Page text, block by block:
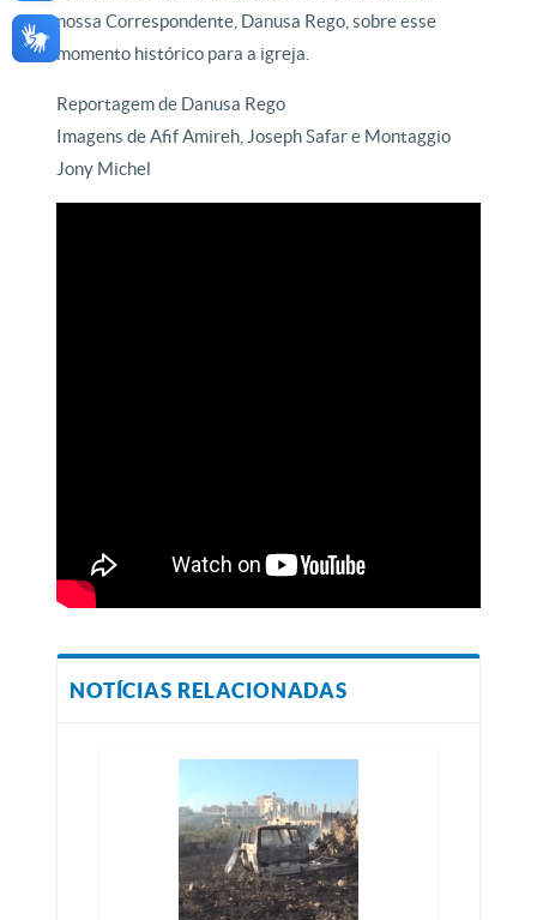
nossa Correspondente, Danusa Rego, sobre esse
momento histórico para a igreja.
Reportagem de Danusa Rego
Imagens de Afif Amireh, Joseph Safar e Montaggio
Jony Michel
NOTÍCIAS RELACIONADAS